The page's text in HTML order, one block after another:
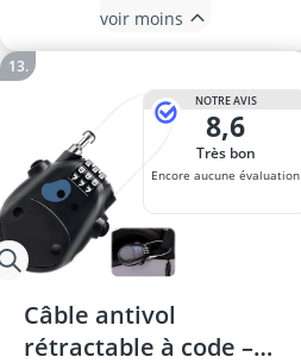
voir moins
NOTRE AVIS
8,6
Très bon
Encore aucune évaluation
Câble antivol
rétractable à code –